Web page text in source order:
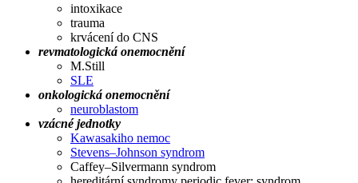
intoxikace
trauma
krvácení do CNS
revmatologická onemocnění
M.Still
SLE
onkologická onemocnění
neuroblastom
vzácné jednotky
Kawasakiho nemoc
Stevens–Johnson syndrom
Caffey–Silvermann syndrom